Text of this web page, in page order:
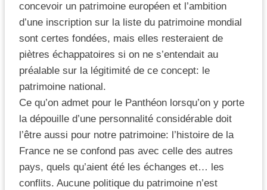
concevoir un patrimoine européen et l’ambition
d’une inscription sur la liste du patrimoine mondial
sont certes fondées, mais elles resteraient de
piètres échappatoires si on ne s’entendait au
préalable sur la légitimité de ce concept: le
patrimoine national.
Ce qu’on admet pour le Panthéon lorsqu’on y porte
la dépouille d’une personnalité considérable doit
l’être aussi pour notre patrimoine: l’histoire de la
France ne se confond pas avec celle des autres
pays, quels qu’aient été les échanges et… les
conflits. Aucune politique du patrimoine n’est